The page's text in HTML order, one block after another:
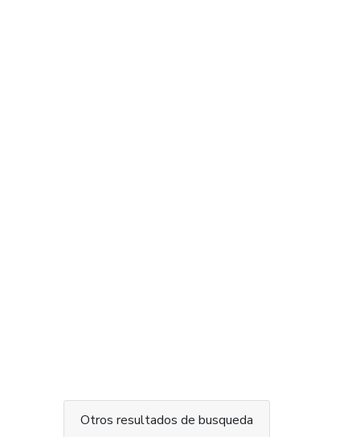
Otros resultados de busqueda